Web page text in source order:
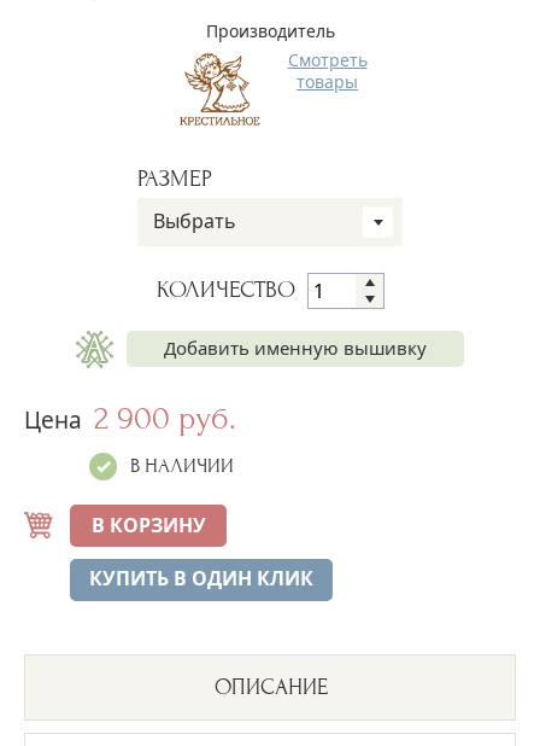
Производитель
Смотреть
товары
РАЗМЕР
Выбрать
КОЛИЧЕСТВО
Добавить именную вышивку
Имя на рубашке
+250 руб.
Цена 2 900 руб.
В НАЛИЧИИ
В КОРЗИНУ
КУПИТЬ В ОДИН КЛИК
ОПИСАНИЕ